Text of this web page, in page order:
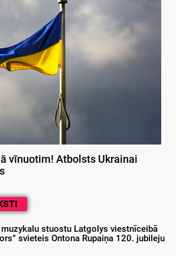
vīnuotim! Atbolsts Ukrainai
stuostu Latgolys viestnīceibā
svieteis Ontona Rupaiņa 120. jubileju